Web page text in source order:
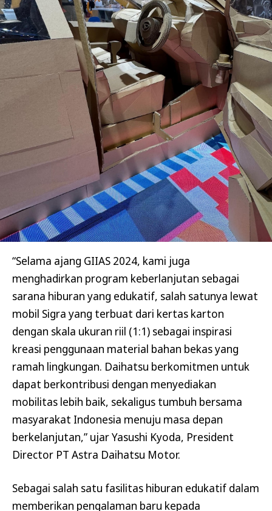
“Selama ajang GIIAS 2024, kami juga
menghadirkan program keberlanjutan sebagai
sarana hiburan yang edukatif, salah satunya lewat
mobil Sigra yang terbuat dari kertas karton
dengan skala ukuran riil (1:1) sebagai inspirasi
kreasi penggunaan material bahan bekas yang
ramah lingkungan. Daihatsu berkomitmen untuk
dapat berkontribusi dengan menyediakan
mobilitas lebih baik, sekaligus tumbuh bersama
masyarakat Indonesia menuju masa depan
berkelanjutan,” ujar Yasushi Kyoda, President
Director PT Astra Daihatsu Motor.
Sebagai salah satu fasilitas hiburan edukatif dalam
memberikan pengalaman baru kepada